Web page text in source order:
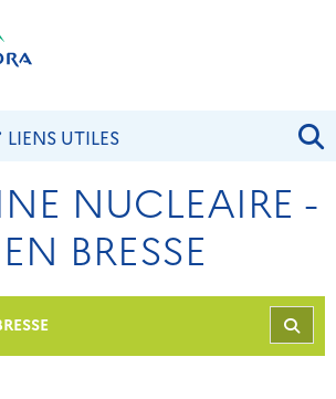
LIENS UTILES
NUCLEAIRE -
BRESSE